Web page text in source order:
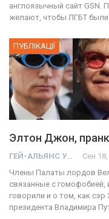
англоязычный сайт GSN.
желают, чтобы ЛГБТ были
ПУБЛІКАЦІЇ
Элтон Джон,
ГЕЙ-АЛЬЯНС УКРАИНА Сен
Члены Палаты лордов
связанные с гомофобией,
говорили и о том, как
президента Владимира